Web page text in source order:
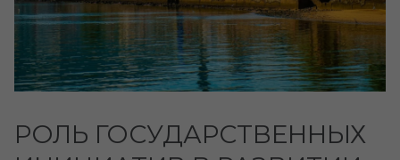
РОЛЬ ГОСУДАРСТВЕННЫХ